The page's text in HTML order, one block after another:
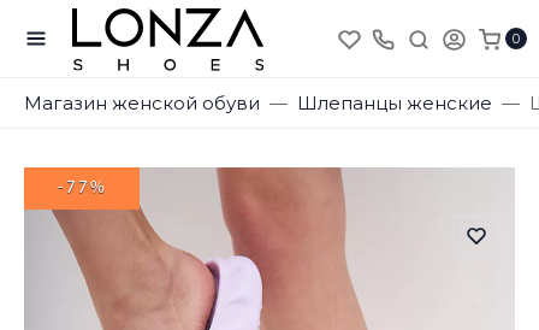
0
Магазин женской обуви Шлепанцы женские
-77%